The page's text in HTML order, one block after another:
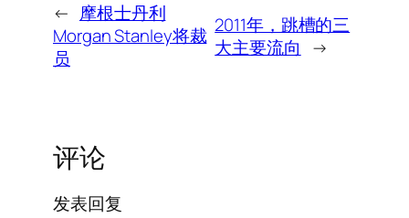
← 摩根士丹利
Morgan Stanley将裁
员
2011年，跳槽的三
大主要流向
→
评论
发表回复